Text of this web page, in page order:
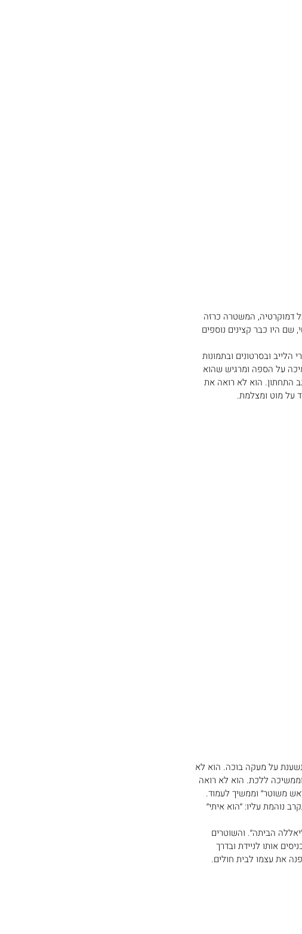
דמוקרטיה, המשטרה כרזה
היו כבר קצינים נוספים
ובסרטונים ובתמונות
על הספה ומרגיש שהוא
התחתון. הוא לא רואה את
על מוט ומצלמת.
על מעקה בוכה. הוא לא
וממשיכה ללכת. הוא לא רואה
משוטר׳׳ וממשיך לעמוד.
נוהמת עליו: ׳׳הוא איתי׳׳
הביתה׳׳. והשוטרים
אותו לניידת ובדרך
את עצמו לבית חולים.